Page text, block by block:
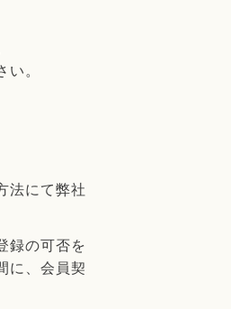
。
法にて弊社
録の可否を
に、会員契